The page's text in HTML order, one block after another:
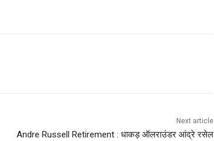
Next article
Andre Russell Retirement : धाकड़ ऑलराउंडर आंद्रे रसेल